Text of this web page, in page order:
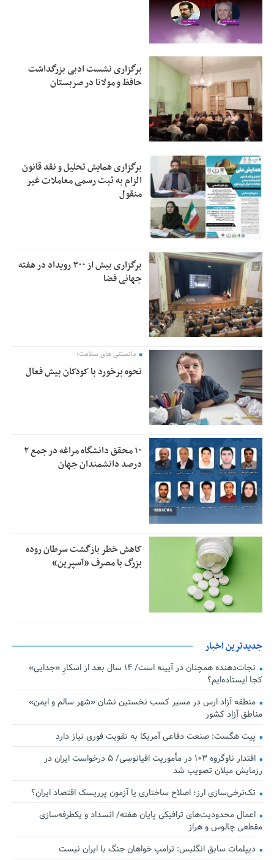
برگزاری نشست ادبی بزرگداشت
حافظ و مولانا در صربستان
برگزاری همایش تحلیل و نقد قانون
الزام به ثبت رسمی معاملات غیر
منقول
برگزاری بیش از ۳۰۰ رویداد در هفته
جهانی فضا
دانستنی های سلامت؛
نحوه برخورد با کودکان بیش فعال
۱۰ محقق دانشگاه مراغه در جمع ۲
درصد دانشمندان جهان
کاهش خطر بازگشت سرطان روده
بزرگ با مصرف «آسپرین»
جدیدترین اخبار
نجات‌دهنده‌ همچنان در آیینه است/ ۱۴ سال بعد از اسکارِ «جدایی»
کجا ایستاده‌ایم؟
منطقه آزاد ارس در مسیر کسب نخستین نشان «شهر سالم و ایمن»
مناطق آزاد کشور
پیت هگست: صنعت دفاعی آمریکا به تقویت فوری نیاز دارد
اقتدار ناوگروه ۱۰۳ در مأموریت‌ اقیانوسی/ ۵ درخواست ایران در
رزمایش میلان تصویب شد
تک‌نرخی‌سازی ارز؛ اصلاح ساختاری یا آزمون پرریسک اقتصاد ایران؟
اعمال محدودیت‌های ترافیکی پایان هفته/ انسداد و یکطرفه‌سازی
مقطعی چالوس و هراز
دیپلمات سابق انگلیس:‌ ترامپ خواهان جنگ با ایران نیست